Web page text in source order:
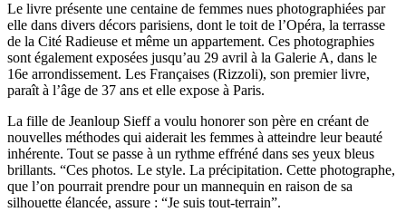
Le livre présente une centaine de femmes nues photographiées par
elle dans divers décors parisiens, dont le toit de l’Opéra, la terrasse
de la Cité Radieuse et même un appartement. Ces photographies
sont également exposées jusqu’au 29 avril à la Galerie A, dans le
16e arrondissement. Les Françaises (Rizzoli), son premier livre,
paraît à l’âge de 37 ans et elle expose à Paris.
La fille de Jeanloup Sieff a voulu honorer son père en créant de
nouvelles méthodes qui aiderait les femmes à atteindre leur beauté
inhérente. Tout se passe à un rythme effréné dans ses yeux bleus
brillants. “Ces photos. Le style. La précipitation. Cette photographe,
que l’on pourrait prendre pour un mannequin en raison de sa
silhouette élancée, assure : “Je suis tout-terrain”.